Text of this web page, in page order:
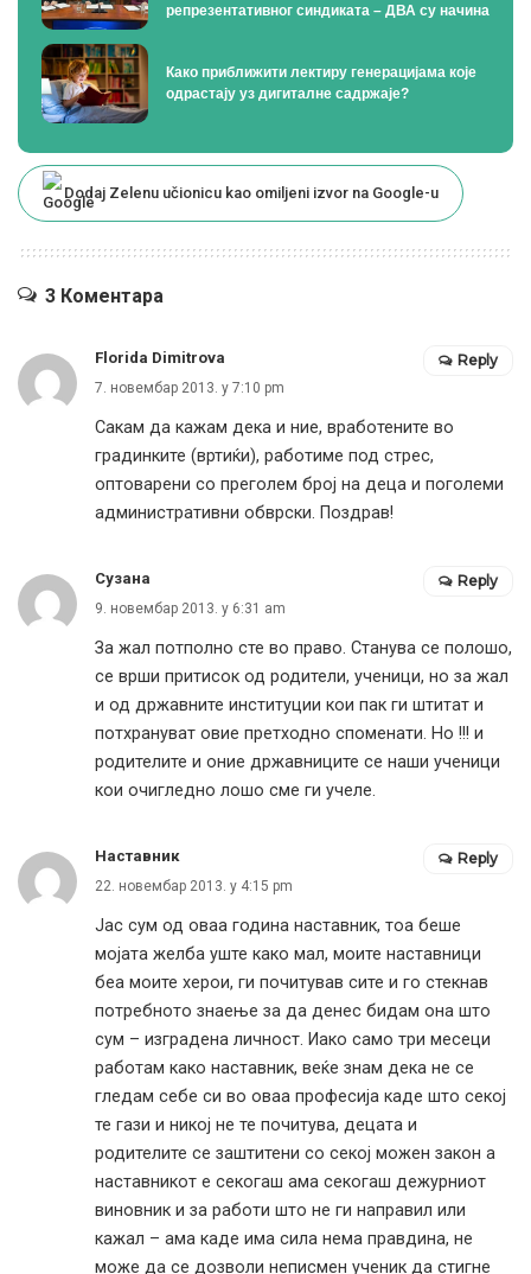
репрезентативног синдиката – ДВА су начина
Како приближити лектиру генерацијама које
одрастају уз дигиталне садржаје?
Dodaj Zelenu učionicu kao omiljeni izvor na Google-u
3 Коментара
Florida Dimitrova
7. новембар 2013. у 7:10 pm
Сакам да кажам дека и ние, вработените во
градинките (вртиќи), работиме под стрес,
оптоварени со преголем број на деца и поголеми
административни обврски. Поздрав!
Reply
Сузана
9. новембар 2013. у 6:31 am
За жал потполно сте во право. Станува се полошо,
се врши притисок од родители, ученици, но за жал
и од државните институции кои пак ги штитат и
потхрануват овие претходно споменати. Но !!! и
родителите и оние државниците се наши ученици
кои очигледно лошо сме ги учеле.
Reply
Наставник
22. новембар 2013. у 4:15 pm
Јас сум од оваа година наставник, тоа беше
мојата желба уште како мал, моите наставници
беа моите херои, ги почитував сите и го стекнав
потребното знаење за да денес бидам она што
сум – изградена личност. Иако само три месеци
работам како наставник, веќе знам дека не се
гледам себе си во оваа професија каде што секој
те гази и никој не те почитува, децата и
родителите се заштитени со секој можен закон а
наставникот е секогаш ама секогаш дежурниот
виновник и за работи што не ги направил или
кажал – ама каде има сила нема правдина, не
може да се дозволи неписмен ученик да стигне
Reply